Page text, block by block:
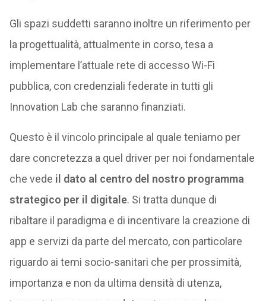
Gli spazi suddetti saranno inoltre un riferimento per
la progettualità, attualmente in corso, tesa a
implementare l’attuale rete di accesso Wi-Fi
pubblica, con credenziali federate in tutti gli
Innovation Lab che saranno finanziati.
Questo è il vincolo principale al quale teniamo per
dare concretezza a quel driver per noi fondamentale
che vede il dato al centro del nostro programma
strategico per il digitale. Si tratta dunque di
ribaltare il paradigma e di incentivare la creazione di
app e servizi da parte del mercato, con particolare
riguardo ai temi socio-sanitari che per prossimità,
importanza e non da ultima densità di utenza,